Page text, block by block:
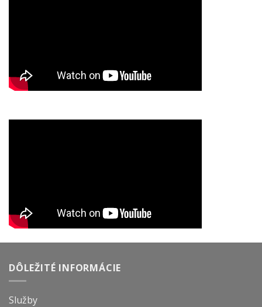
DÔLEŽITÉ INFORMÁCIE
Služby